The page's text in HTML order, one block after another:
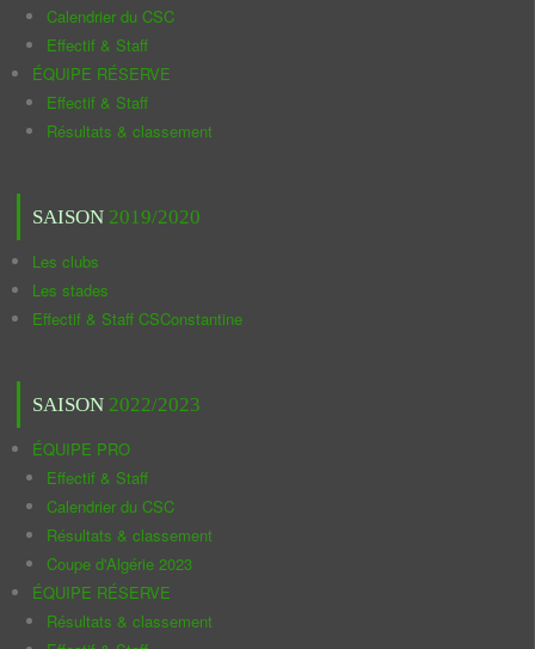
Calendrier du CSC
Effectif & Staff
ÉQUIPE RÉSERVE
Effectif & Staff
Résultats & classement
SAISON 2019/2020
Les clubs
Les stades
Effectif & Staff CSConstantine
SAISON 2022/2023
ÉQUIPE PRO
Effectif & Staff
Calendrier du CSC
Résultats & classement
Coupe d'Algérie 2023
ÉQUIPE RÉSERVE
Résultats & classement